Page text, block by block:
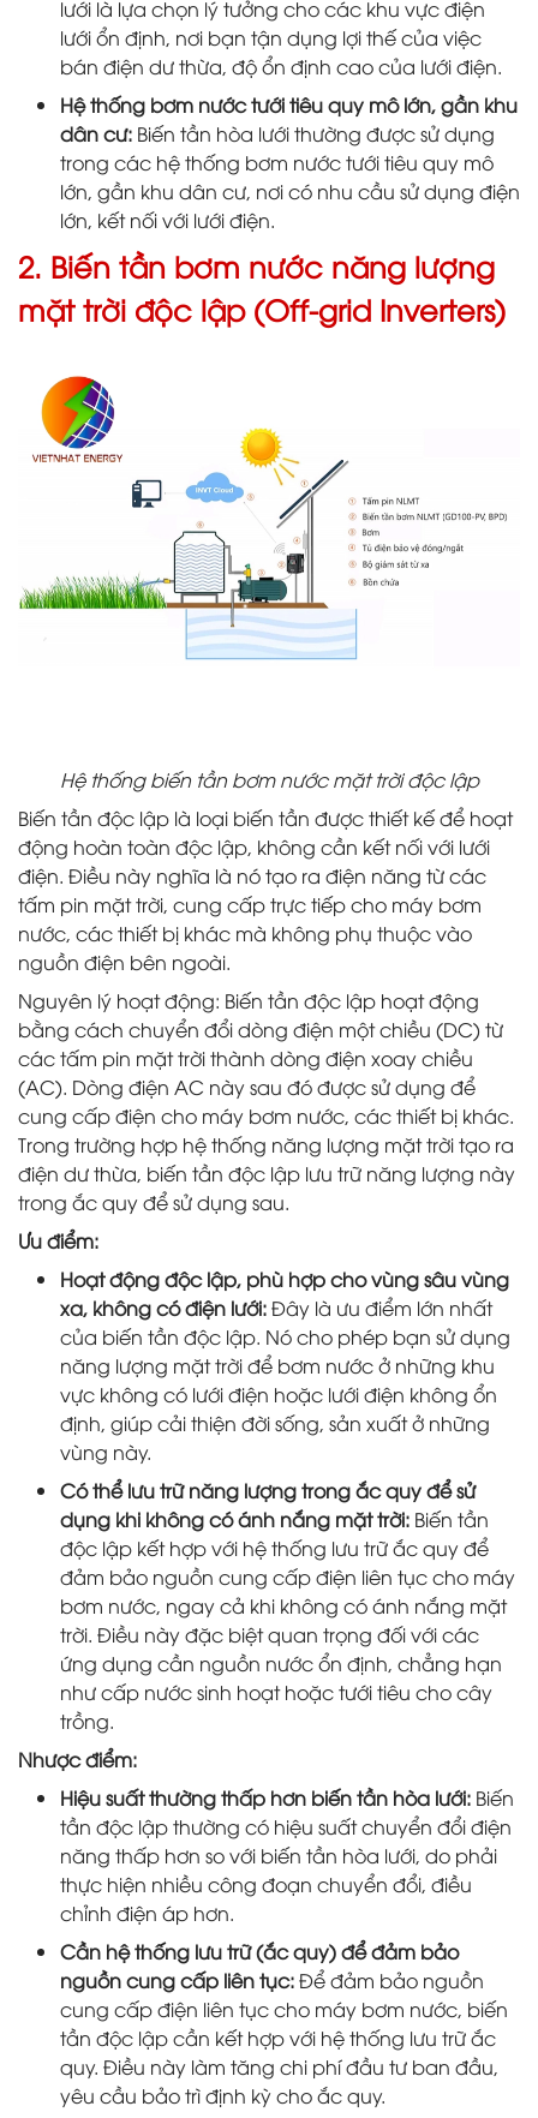
lưới là lựa chọn lý tưởng cho các khu vực điện
lưới ổn định, nơi bạn tận dụng lợi thế của việc
bán điện dư thừa, độ ổn định cao của lưới điện.
Hệ thống bơm nước tưới tiêu quy mô lớn, gần khu
dân cư: Biến tần hòa lưới thường được sử dụng
trong các hệ thống bơm nước tưới tiêu quy mô
lớn, gần khu dân cư, nơi có nhu cầu sử dụng điện
lớn, kết nối với lưới điện.
2. Biến tần bơm nước năng lượng
mặt trời độc lập (Off-grid Inverters)
Hệ thống biến tần bơm nước mặt trời độc lập
Biến tần độc lập là loại biến tần được thiết kế để hoạt
động hoàn toàn độc lập, không cần kết nối với lưới
điện. Điều này nghĩa là nó tạo ra điện năng từ các
tấm pin mặt trời, cung cấp trực tiếp cho máy bơm
nước, các thiết bị khác mà không phụ thuộc vào
nguồn điện bên ngoài.
Nguyên lý hoạt động: Biến tần độc lập hoạt động
bằng cách chuyển đổi dòng điện một chiều (DC) từ
các tấm pin mặt trời thành dòng điện xoay chiều
(AC). Dòng điện AC này sau đó được sử dụng để
cung cấp điện cho máy bơm nước, các thiết bị khác.
Trong trường hợp hệ thống năng lượng mặt trời tạo ra
điện dư thừa, biến tần độc lập lưu trữ năng lượng này
trong ắc quy để sử dụng sau.
Ưu điểm:
Hoạt động độc lập, phù hợp cho vùng sâu vùng
xa, không có điện lưới:Đây là ưu điểm lớn nhất
của biến tần độc lập. Nó cho phép bạn sử dụng
năng lượng mặt trời để bơm nước ở những khu
vực không có lưới điện hoặc lưới điện không ổn
định, giúp cải thiện đời sống, sản xuất ở những
vùng này.
Có thể lưu trữ năng lượng trong ắc quy để sử
dụng khi không có ánh nắng mặt trời: Biến tần
độc lập kết hợp với hệ thống lưu trữ ắc quy để
đảm bảo nguồn cung cấp điện liên tục cho máy
bơm nước, ngay cả khi không có ánh nắng mặt
trời. Điều này đặc biệt quan trọng đối với các
ứng dụng cần nguồn nước ổn định, chẳng hạn
như cấp nước sinh hoạt hoặc tưới tiêu cho cây
trồng.
Nhược điểm:
Hiệu suất thường thấp hơn biến tần hòa lưới: Biến
tần độc lập thường có hiệu suất chuyển đổi điện
năng thấp hơn so với biến tần hòa lưới, do phải
thực hiện nhiều công đoạn chuyển đổi, điều
chỉnh điện áp hơn.
Cần hệ thống lưu trữ (ắc quy) để đảm bảo
nguồn cung cấp liên tục:Để đảm bảo nguồn
cung cấp điện liên tục cho máy bơm nước, biến
tần độc lập cần kết hợp với hệ thống lưu trữ ắc
quy. Điều này làm tăng chi phí đầu tư ban đầu,
yêu cầu bảo trì định kỳ cho ắc quy.